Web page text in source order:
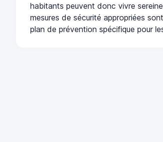
habitants peuvent donc vivre
mesures de sécurité appropriées
plan de prévention spécifique pour